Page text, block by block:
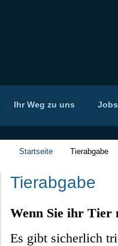
Ihr Weg zu uns Jobs
Startseite Tierabgabe
Tierabgabe
Wenn Sie ihr Tier
Es gibt sicherlich